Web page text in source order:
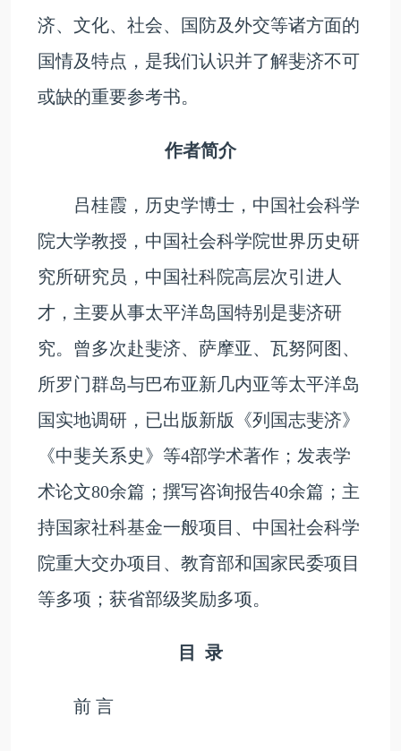
济、文化、社会、国防及外交等诸方面的
国情及特点，是我们认识并了解斐济不可
或缺的重要参考书。
作者简介
吕桂霞，历史学博士，中国社会科学
院大学教授，中国社会科学院世界历史研
究所研究员，中国社科院高层次引进人
才，主要从事太平洋岛国特别是斐济研
究。曾多次赴斐济、萨摩亚、瓦努阿图、
所罗门群岛与巴布亚新几内亚等太平洋岛
国实地调研，已出版新版《列国志斐济》
《中斐关系史》等4部学术著作；发表学
术论文80余篇；撰写咨询报告40余篇；主
持国家社科基金一般项目、中国社会科学
院重大交办项目、教育部和国家民委项目
等多项；获省部级奖励多项。
目 录
前 言